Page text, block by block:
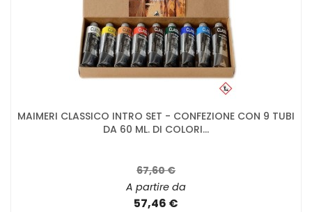
MAIMERI CLASSICO INTRO SET - CONFEZIONE CON 9 TUBI
DA 60 ML. DI COLORI...
67,60 €
A partire da
57,46 €